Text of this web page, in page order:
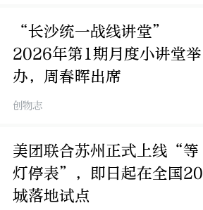
“长沙统一战线讲堂”
2026年第1期月度小讲堂举
办，周春晖出席
创物志
美团联合苏州正式上线“等
灯停表”，即日起在全国20
城落地试点